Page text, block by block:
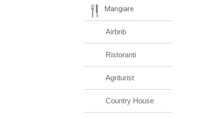
Mangiare
Airbnb
Ristoranti
Agriturist
Country House